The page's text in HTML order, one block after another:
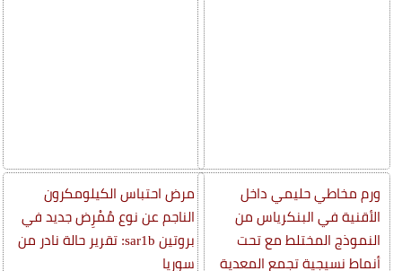
ورم مخاطي حليمي داخل
الأقنية في البنكرياس من
النموذج المختلط مع تحت
أنماط نسيجية تجمع المعدية
مرض احتباس الكيلومكرون
الناجم عن نوع مُمْرِض جديد في
بروتين sar1b: تقرير حالة نادر من
سوريا